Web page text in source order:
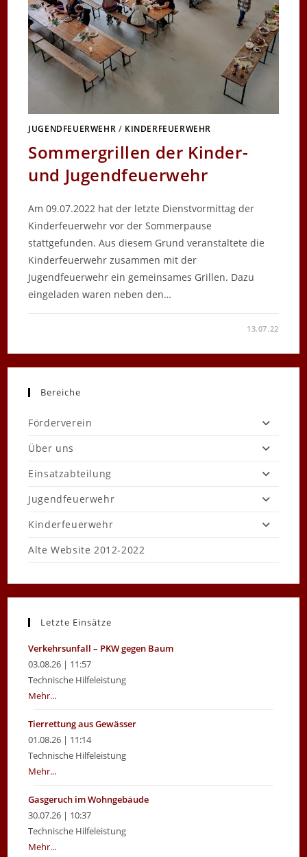
JUGENDFEUERWEHR / KINDERFEUERWEHR
Sommergrillen der Kinder-
und Jugendfeuerwehr
Am 09.07.2022 hat der letzte Dienstvormittag der
Kinderfeuerwehr vor der Sommerpause
stattgefunden. Aus diesem Grund veranstaltete die
Kinderfeuerwehr zusammen mit der
Jugendfeuerwehr ein gemeinsames Grillen. Dazu
eingeladen waren neben den…
KINDER-
13.07.22
Bereiche
Förderverein
Über uns
Einsatzabteilung
Jugendfeuerwehr
Kinderfeuerwehr
Alte Website 2012-2022
Letzte Einsätze
Verkehrsunfall – PKW gegen Baum
03.08.26 | 11:57
Technische Hilfeleistung
Mehr...
Tierrettung aus Gewässer
01.08.26 | 11:14
Technische Hilfeleistung
Mehr...
Gasgeruch im Wohngebäude
30.07.26 | 10:37
Technische Hilfeleistung
Mehr...